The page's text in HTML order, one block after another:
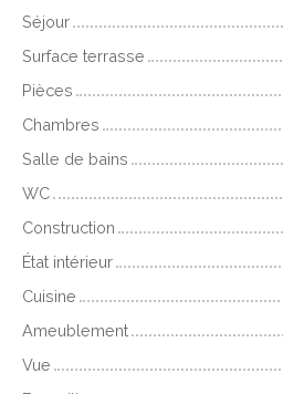
Séjour
Surface terrasse
Pièces
Chambres
Salle de bains
WC
Construction
État intérieur
Cuisine
Ameublement
Vue